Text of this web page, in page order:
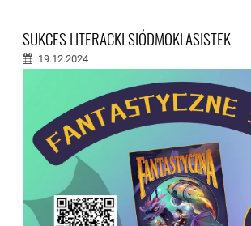
SUKCES LITERACKI SIÓDMOKLASISTEK
19.12.2024